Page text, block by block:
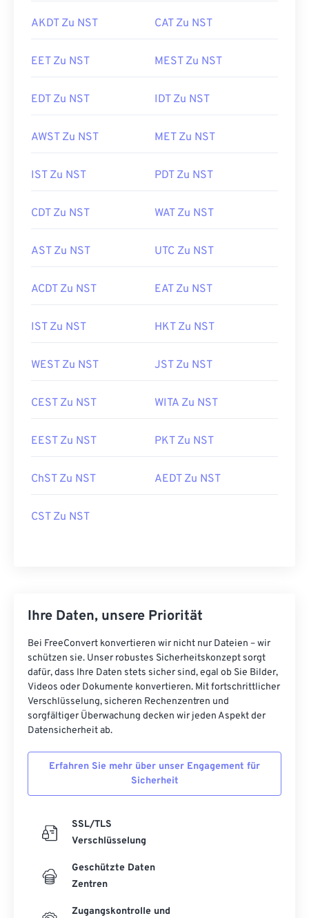
AKDT Zu NST CAT Zu NST
EET Zu NST MEST Zu NST
EDT Zu NST IDT Zu NST
AWST Zu NST MET Zu NST
IST Zu NST PDT Zu NST
CDT Zu NST WAT Zu NST
AST Zu NST UTC Zu NST
ACDT Zu NST EAT Zu NST
IST Zu NST HKT Zu NST
WEST Zu NST JST Zu NST
CEST Zu NST WITA Zu NST
EEST Zu NST PKT Zu NST
ChST Zu NST AEDT Zu NST
CST Zu NST
Ihre Daten, unsere Priorität
Bei FreeConvert konvertieren wir nicht nur Dateien – wir
schützen sie. Unser robustes Sicherheitskonzept sorgt
dafür, dass Ihre Daten stets sicher sind, egal ob Sie Bilder,
Videos oder Dokumente konvertieren. Mit fortschrittlicher
Verschlüsselung, sicheren Rechenzentren und
sorgfältiger Überwachung decken wir jeden Aspekt der
Datensicherheit ab.
Erfahren Sie mehr über unser Engagement für
Sicherheit
SSL/TLS
Verschlüsselung
Geschützte Daten
Zentren
Zugangskontrolle und